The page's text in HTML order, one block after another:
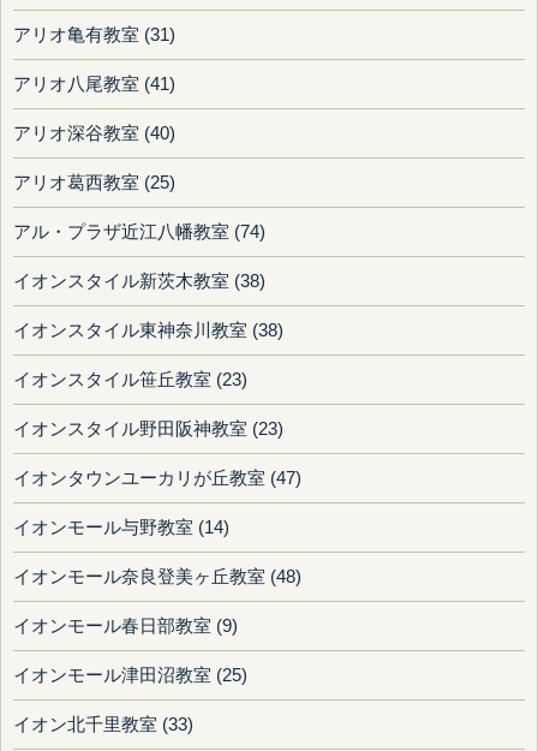
アリオ亀有教室 (31)
アリオ八尾教室 (41)
アリオ深谷教室 (40)
アリオ葛西教室 (25)
アル・プラザ近江八幡教室 (74)
イオンスタイル新茨木教室 (38)
イオンスタイル東神奈川教室 (38)
イオンスタイル笹丘教室 (23)
イオンスタイル野田阪神教室 (23)
イオンタウンユーカリが丘教室 (47)
イオンモール与野教室 (14)
イオンモール奈良登美ヶ丘教室 (48)
イオンモール春日部教室 (9)
イオンモール津田沼教室 (25)
イオン北千里教室 (33)